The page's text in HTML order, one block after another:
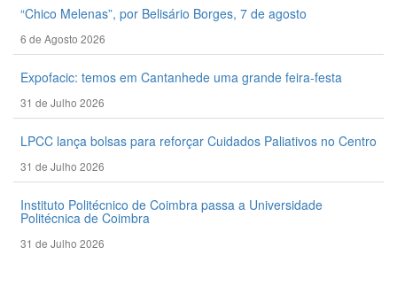
“Chico Melenas”, por Belisário Borges, 7 de agosto
6 de Agosto 2026
Expofacic: temos em Cantanhede uma grande feira-festa
31 de Julho 2026
LPCC lança bolsas para reforçar Cuidados Paliativos no Centro
31 de Julho 2026
Instituto Politécnico de Coimbra passa a Universidade
Politécnica de Coimbra
31 de Julho 2026